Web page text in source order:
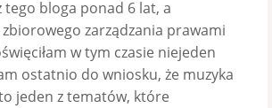
tego bloga ponad 6 lat, a
zarządzania prawami
w tym czasie niejeden
ostatnio do wniosku, że muzyka
jeden z tematów, które